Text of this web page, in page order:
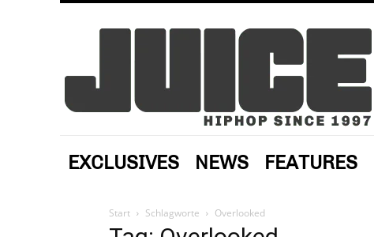
EXCLUSIVES NEWS FEATURES
Start Schlagworte Overlooked